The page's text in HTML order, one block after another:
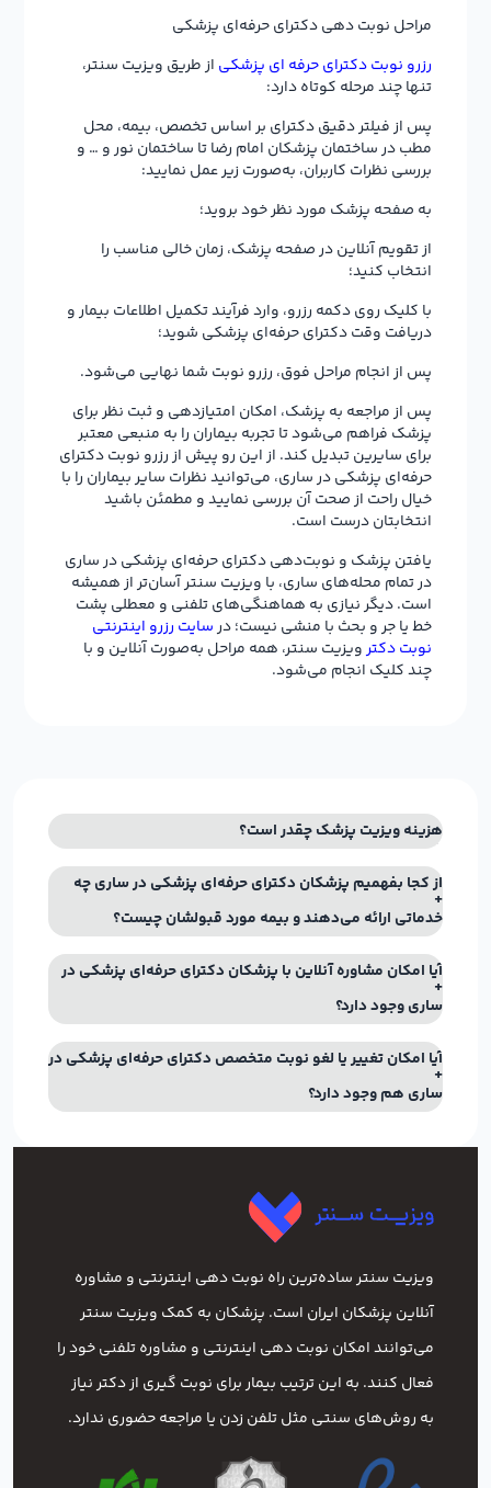
مراحل نوبت دهی دکترای حرفه‌ای پزشکی
رزرو نوبت دکترای حرفه ای پزشکی از طریق ویزیت سنتر،
تنها چند مرحله کوتاه دارد:
پس از فیلتر دقیق دکترای بر اساس تخصص، بیمه، محل
مطب در ساختمان پزشکان امام رضا تا ساختمان نور و … و
بررسی نظرات کاربران، به‌صورت زیر عمل نمایید:
به صفحه پزشک مورد نظر خود بروید؛
از تقویم آنلاین در صفحه پزشک، زمان خالی مناسب را
انتخاب کنید؛
با کلیک روی دکمه رزرو، وارد فرآیند تکمیل اطلاعات بیمار و
دریافت وقت دکترای حرفه‌ای پزشکی شوید؛
پس از انجام مراحل فوق، رزرو نوبت شما نهایی می‌شود.
پس از مراجعه به پزشک، امکان امتیازدهی و ثبت نظر برای
پزشک فراهم می‌شود تا تجربه بیماران را به منبعی معتبر
برای سایرین تبدیل کند. از این رو پیش از رزرو نوبت دکترای
حرفه‌ای پزشکی در ساری، می‌توانید نظرات سایر بیماران را با
خیال راحت از صحت آن بررسی نمایید و مطمئن باشید
انتخابتان درست است.
یافتن پزشک و نوبت‌دهی دکترای حرفه‌ای پزشکی در ساری
در تمام محله‌های ساری، با ویزیت سنتر آسان‌تر از همیشه
است. دیگر نیازی به هماهنگی‌های تلفنی و معطلی پشت
خط یا جر و بحث با منشی نیست؛ درسایت رزرو اینترنتی
نوبت دکترویزیت سنتر، همه مراحل به‌صورت آنلاین و با
چند کلیک انجام می‌شود.
هزینه ویزیت پزشک چقدر است؟
از کجا بفهمیم پزشکان دکترای حرفه‌ای پزشکی در ساری چه
خدماتی ارائه می‌دهند و بیمه مورد قبولشان چیست؟
آیا امکان مشاوره آنلاین با پزشکان دکترای حرفه‌ای پزشکی در
ساری وجود دارد؟
آیا امکان تغییر یا لغو نوبت متخصص دکترای حرفه‌ای پزشکی در
ساری هم وجود دارد؟
ویزیت سنتر ساده‌ترین راه نوبت‌ دهی اینترنتی و مشاوره
آنلاین پزشکان ایران است. پزشکان به کمک ویزیت سنتر
می‌توانند امکان نوبت دهی اینترنتی و مشاوره تلفنی خود را
فعال کنند. به این ترتیب بیمار برای نوبت گیری از دکتر نیاز
به روش‌های سنتی مثل تلفن زدن یا مراجعه حضوری ندارد.